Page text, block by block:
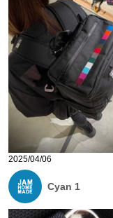
2025/04/06
Cyan 1